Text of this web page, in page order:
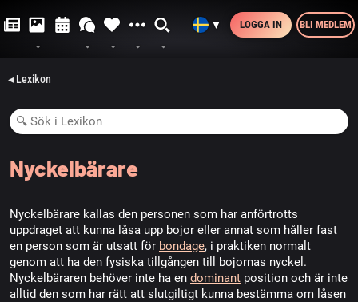
▼ LOGGA IN BLI MEDLEM
◂ Lexikon
Nyckelbärare
Nyckelbärare kallas den personen som har anförtrotts
uppdraget att kunna låsa upp bojor eller annat som håller fast
en person som är utsatt för bondage, i praktiken normalt
genom att ha den fysiska tillgången till bojornas nyckel.
Nyckelbäraren behöver inte ha en dominant position och är inte
alltid den som har rätt att slutgiltigt kunna bestämma om låsen